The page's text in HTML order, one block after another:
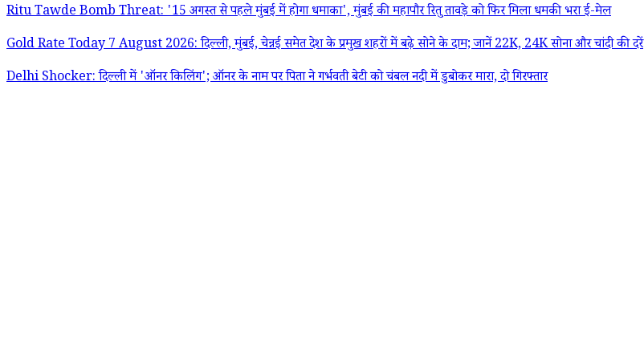
Ritu Tawde Bomb Threat: '15 अगस्त से पहले मुंबई में होगा धमाका', मुंबई की महापौर रितु तावड़े को फिर मिला धमकी भरा ई-मेल
Gold Rate Today 7 August 2026: दिल्ली, मुंबई, चेन्नई समेत देश के प्रमुख शहरों में बढ़े सोने के दाम; जानें 22K, 24K सोना और चांदी की दरें
Delhi Shocker: दिल्ली में 'ऑनर किलिंग'; ऑनर के नाम पर पिता ने गर्भवती बेटी को चंबल नदी में डुबोकर मारा, दो गिरफ्तार